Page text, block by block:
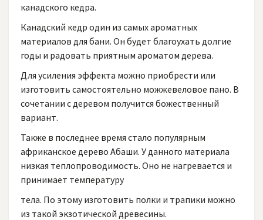
канадского кедра.
Канадский кедр один из самых ароматных
материалов для бани. Он будет благоухать долгие
годы и радовать приятным ароматом дерева.
Для усиления эффекта можно приобрести или
изготовить самостоятельно можжевеловое пано. В
сочетании с деревом получится божественный
вариант.
Также в последнее время стало популярным
африканское дерево Абаши. У данного материала
низкая теплопроводимость. Оно не нагревается и
принимает температуру
тела. По этому изготовить полки и трапики можно
из такой экзотической древесины.